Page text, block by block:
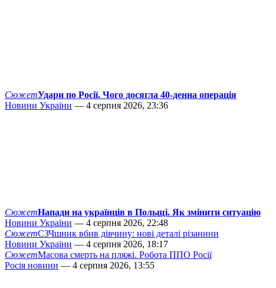
СюжетУдари по Росії. Чого досягла 40-денна операція
Новини України — 4 серпня 2026, 23:36
СюжетНапади на українців в Польщі. Як змінити ситуацію
Новини України — 4 серпня 2026, 22:48
СюжетСЗЧшник вбив дівчину: нові деталі різанини
Новини України — 4 серпня 2026, 18:17
СюжетМасова смерть на пляжі. Робота ППО Росії
Росія новини — 4 серпня 2026, 13:55